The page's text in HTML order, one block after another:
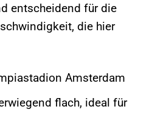
entscheidend für die
die hier
Amsterdam
flach, ideal für